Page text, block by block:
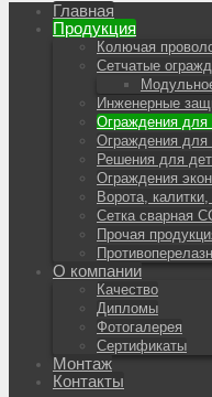
Главная
Продукция
Колючая
Сетчатые
Инженерные
Ограждения для
Ограждения для
Решения для
Ограждения
Ворота,
Сетка сварная
Прочая
О компании
Качество
Дипломы
Фотогалерея
Сертификаты
Монтаж
Контакты